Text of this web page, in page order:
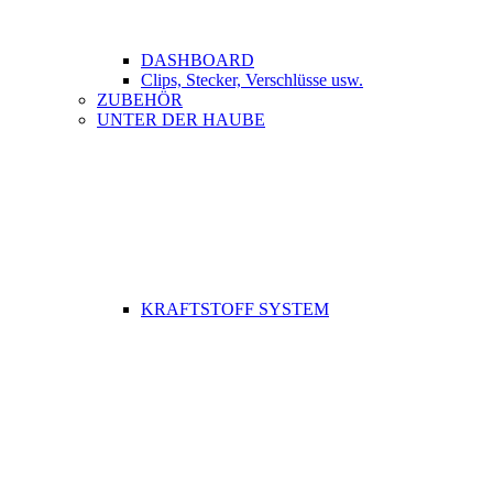
DASHBOARD
Clips, Stecker, Verschlüsse usw.
ZUBEHÖR
UNTER DER HAUBE
KRAFTSTOFF SYSTEM